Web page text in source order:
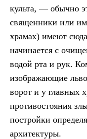
культа, — обычно
священники или
храмах) имеют
начинается с
водой рта и рук.
изображающие
ворот и у главных
противостояния
постройки
архитектуры.